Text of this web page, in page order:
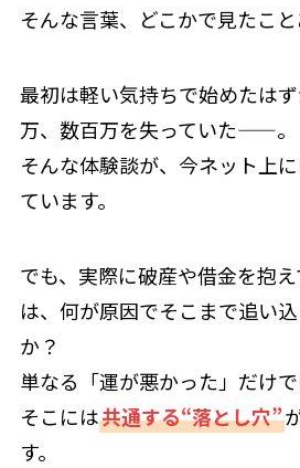
そんな言葉、どこかで見たこ
最初は軽い気持ちで始めたは
万、数百万を失っていた——。
そんな体験談が、今ネット上
ています。
でも、実際に破産や借金を抱
は、何が原因でそこまで追い
か？
単なる「運が悪かった」だけで
そこには共通する“落とし穴”
す。